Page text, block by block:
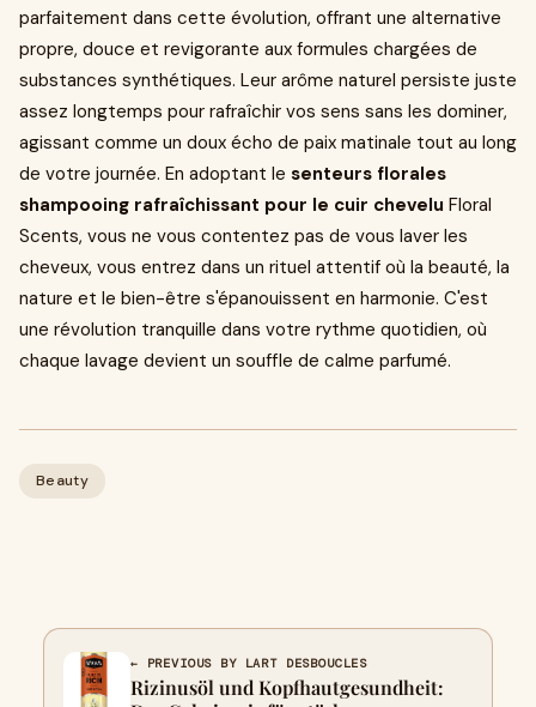
parfaitement dans cette évolution, offrant une alternative
propre, douce et revigorante aux formules chargées de
substances synthétiques. Leur arôme naturel persiste juste
assez longtemps pour rafraîchir vos sens sans les dominer,
agissant comme un doux écho de paix matinale tout au long
de votre journée. En adoptant le senteurs florales
shampooing rafraîchissant pour le cuir chevelu Floral
Scents, vous ne vous contentez pas de vous laver les
cheveux, vous entrez dans un rituel attentif où la beauté, la
nature et le bien-être s'épanouissent en harmonie. C'est
une révolution tranquille dans votre rythme quotidien, où
chaque lavage devient un souffle de calme parfumé.
Beauty
← PREVIOUS BY LART DESBOUCLES
Rizinusöl und Kopfhautgesundheit: